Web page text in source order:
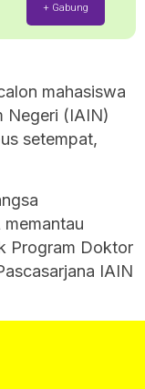
+ Gabung
mahasiswa
Negeri (IAIN)
setempat,
Program Doktor
IAIN